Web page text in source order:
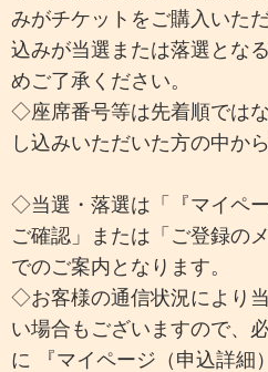
みがチケットをご購入いた
込みが当選または落選とな
めご了承ください。
◇座席番号等は先着順では
し込みいただいた方の中か
◇当選・落選は「『マイペ
ご確認」または「ご登録の
でのご案内となります。
◇お客様の通信状況により
い場合もございますので、
に 『マイページ（申込詳細